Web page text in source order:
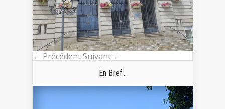
← Précédent Suivant ←
En Bref...